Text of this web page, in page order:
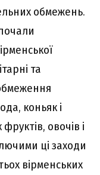
обмежень.
та
коньяк і
овочів і
ці заходи
вірменських